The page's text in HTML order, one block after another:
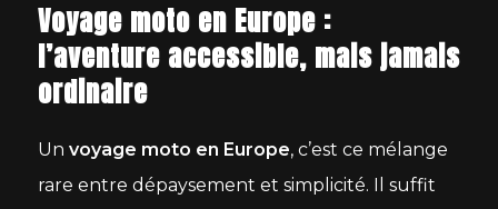
Voyage moto en Europe :
l’aventure accessible, mais jamais
ordinaire
Un voyage moto en Europe, c’est ce mélange
rare entre dépaysement et simplicité. Il suffit